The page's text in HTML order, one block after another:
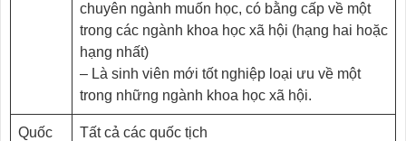
chuyên ngành muốn học, có bằng cấp về một
trong các ngành khoa học xã hội (hạng hai hoặc
hạng nhất)
– Là sinh viên mới tốt nghiệp loại ưu về một
trong những ngành khoa học xã hội.
Quốc
Tất cả các quốc tịch